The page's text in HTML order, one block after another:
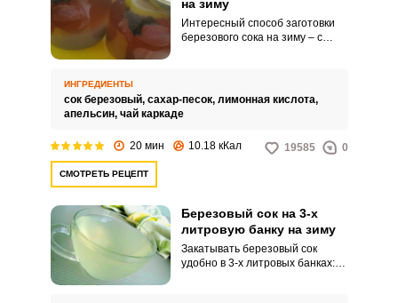
на зиму
Интересный способ заготовки
березового сока на зиму – с
добавят деликатную
специфическую кислинку.
ИНГРЕДИЕНТЫ
сок березовый, сахар-песок, лимонная кислота,
апельсин, чай каркаде
20 мин 10.18 кКал 19585 0
СМОТРЕТЬ РЕЦЕПТ
Березовый сок на 3-х
литровую банку на зиму
Закатывать березовый сок
удобно в 3-х литровых банках: